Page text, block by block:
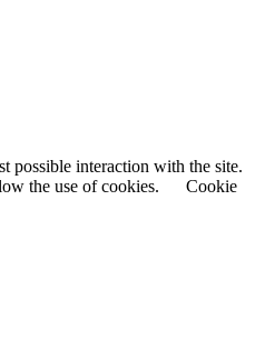
possible interaction with the site.
the use of cookies.
Cookie